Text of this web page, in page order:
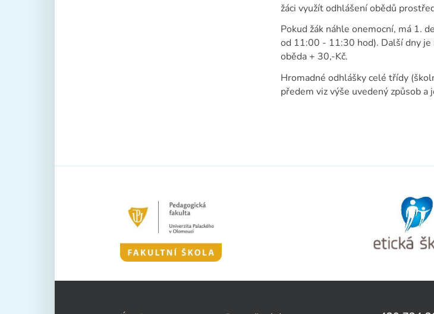
žáci využít odhlášení obědů
Pokud žák náhle onemocní, má 1.
od 11:00 - 11:30 hod). Další dny je
oběda + 30,-Kč.
Hromadné odhlášky celé třídy
předem viz výše uvedený způsob a